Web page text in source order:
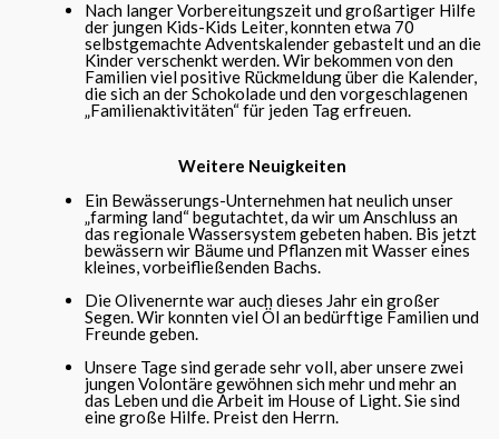
Nach langer Vorbereitungszeit und großartiger Hilfe
der jungen Kids-Kids Leiter, konnten etwa 70
selbstgemachte Adventskalender gebastelt und an die
Kinder verschenkt werden. Wir bekommen von den
Familien viel positive Rückmeldung über die Kalender,
die sich an der Schokolade und den vorgeschlagenen
„Familienaktivitäten“ für jeden Tag erfreuen.
Weitere Neuigkeiten
Ein Bewässerungs-Unternehmen hat neulich unser
„farming land“ begutachtet, da wir um Anschluss an
das regionale Wassersystem gebeten haben. Bis jetzt
bewässern wir Bäume und Pflanzen mit Wasser eines
kleines, vorbeifließenden Bachs.
Die Olivenernte war auch dieses Jahr ein großer
Segen. Wir konnten viel Öl an bedürftige Familien und
Freunde geben.
Unsere Tage sind gerade sehr voll, aber unsere zwei
jungen Volontäre gewöhnen sich mehr und mehr an
das Leben und die Arbeit im House of Light. Sie sind
eine große Hilfe. Preist den Herrn.